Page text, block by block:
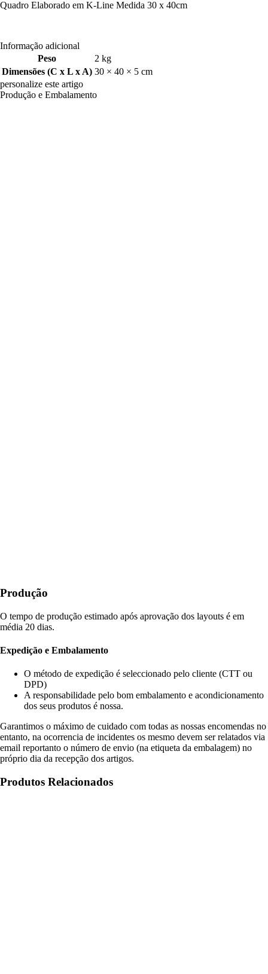
Quadro Elaborado em K-Line Medida 30 x 40cm
Informação adicional
Peso
2 kg
Dimensões (C x L x A) 30 × 40 × 5 cm
personalize este artigo
Produção e Embalamento
Produção
O tempo de produção estimado após aprovação dos layouts é em
média 20 dias.
Expedição e Embalamento
O método de expedição é seleccionado pelo cliente (CTT ou
DPD)
A responsabilidade pelo bom embalamento e acondicionamento
dos seus produtos é nossa.
Garantimos o máximo de cuidado com todas as nossas encomendas no
entanto, na ocorrencia de incidentes os mesmo devem ser relatados via
email reportanto o número de envio (na etiqueta da embalagem) no
próprio dia da recepção dos artigos.
Produtos Relacionados